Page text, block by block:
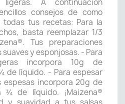
A continuación
consejos de como
tus recetas: Para la
basta reemplazar 1/3
Tus preparaciones
y esponjosas. - Para
incorpora 10g de
de líquido. - Para espesar
espesas incorpora 20g de
¼ de líquido. ¡Maizena®